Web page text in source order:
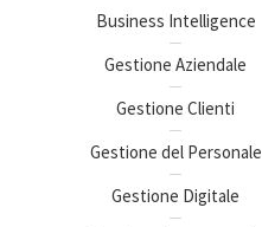
Business Intelligence
Gestione Aziendale
Gestione Clienti
Gestione del Personale
Gestione Digitale